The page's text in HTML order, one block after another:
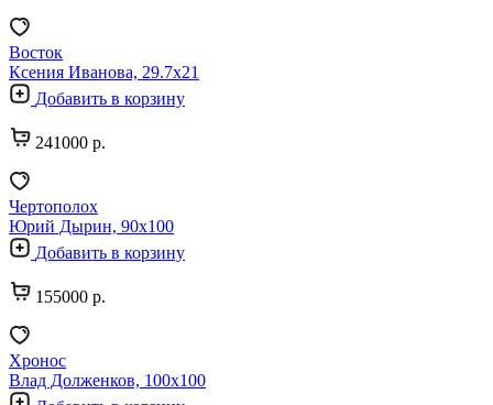
Восток
Ксения Иванова, 29.7х21
Добавить в корзину
241000 р.
Чертополох
Юрий Дырин, 90х100
Добавить в корзину
155000 р.
Хронос
Влад Долженков, 100х100